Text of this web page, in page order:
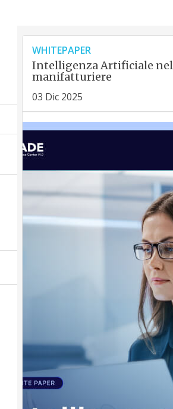
WHITEPAPER
Intelligenza Artificiale
manifatturiere
03 Dic 2025